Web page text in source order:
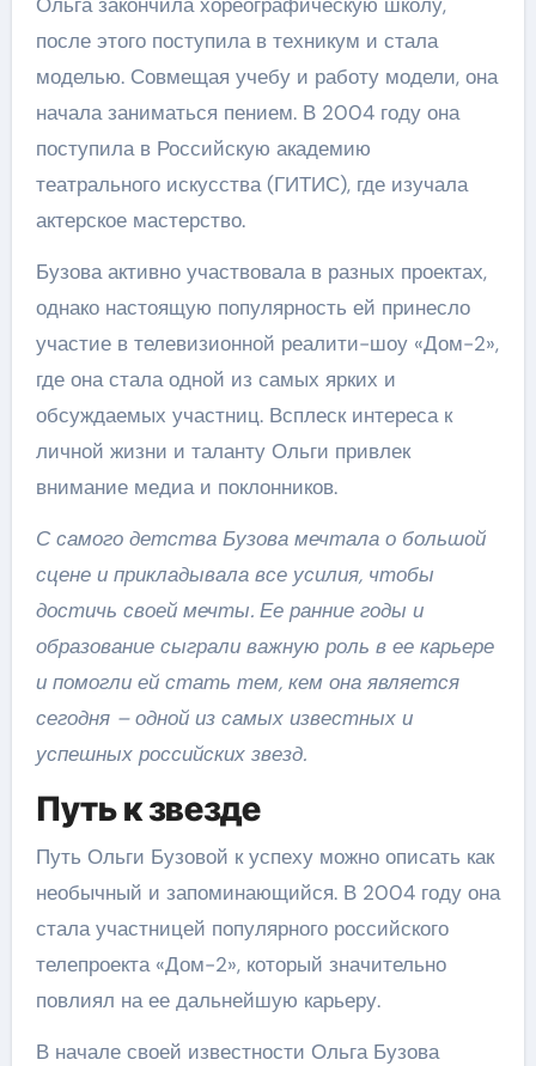
после этого поступила в техникум и стала
моделью. Совмещая учебу и работу модели, она
начала заниматься пением. В 2004 году она
поступила в Российскую академию
театрального искусства (ГИТИС), где изучала
актерское мастерство.
Бузова активно участвовала в разных проектах,
однако настоящую популярность ей принесло
участие в телевизионной реалити-шоу «Дом-2»,
где она стала одной из самых ярких и
обсуждаемых участниц. Всплеск интереса к
личной жизни и таланту Ольги привлек
внимание медиа и поклонников.
С самого детства Бузова мечтала о большой
сцене и прикладывала все усилия, чтобы
достичь своей мечты. Ее ранние годы и
образование сыграли важную роль в ее карьере
и помогли ей стать тем, кем она является
сегодня – одной из самых известных и
успешных российских звезд.
Путь к звезде
Путь Ольги Бузовой к успеху можно описать как
необычный и запоминающийся. В 2004 году она
стала участницей популярного российского
телепроекта «Дом-2», который значительно
повлиял на ее дальнейшую карьеру.
В начале своей известности Ольга Бузова